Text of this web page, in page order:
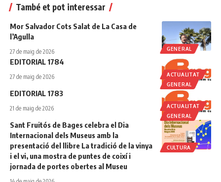
També et pot interessar
GENERAL
Mor Salvador Cots Salat de La Casa de
l’Agulla
27 de maig de 2026
ACTUALITAT
GENERAL
EDITORIAL 1784
27 de maig de 2026
ACTUALITAT
GENERAL
EDITORIAL 1783
21 de maig de 2026
CULTURA
Sant Fruitós de Bages celebra el Dia
Internacional dels Museus amb la
presentació del llibre La tradició de la vinya
i el vi, una mostra de puntes de coixí i
jornada de portes obertes al Museu